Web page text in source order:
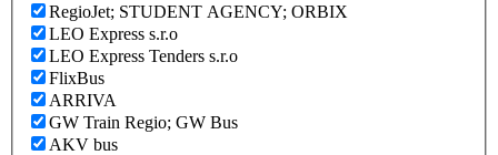
RegioJet; STUDENT AGENCY; ORBIX
LEO Express s.r.o
LEO Express Tenders s.r.o
FlixBus
ARRIVA
GW Train Regio; GW Bus
AKV bus